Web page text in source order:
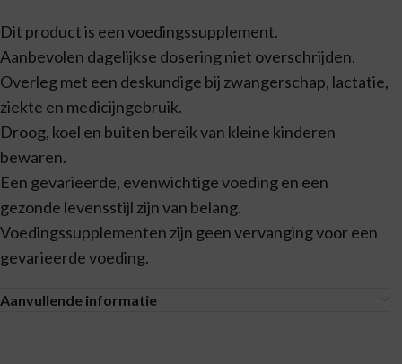
Dit product is een voedingssupplement.
Aanbevolen dagelijkse dosering niet overschrijden.
Overleg met een deskundige bij zwangerschap, lactatie,
ziekte en medicijngebruik.
Droog, koel en buiten bereik van kleine kinderen
bewaren.
Een gevarieerde, evenwichtige voeding en een
gezonde levensstijl zijn van belang.
Voedingssupplementen zijn geen vervanging voor een
gevarieerde voeding.
Aanvullende informatie